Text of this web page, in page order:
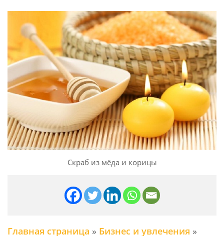
Скраб из мёда и корицы
Главная страница » Бизнес и увлечения »